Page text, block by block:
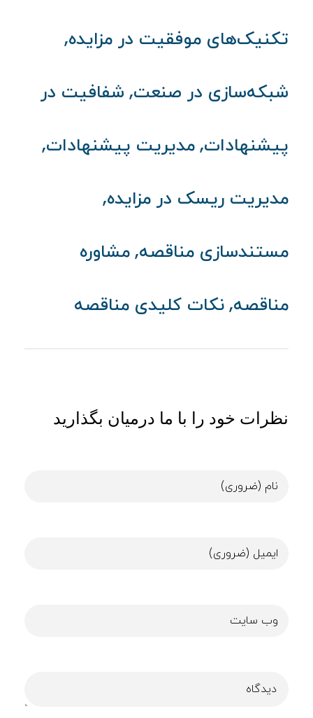
تکنیک‌های موفقیت در مزایده,
شبکه‌سازی در صنعت, شفافیت در
پیشنهادات, مدیریت پیشنهادات,
مدیریت ریسک در مزایده,
مستندسازی مناقصه, مشاوره
مناقصه, نکات کلیدی مناقصه
نظرات خود را با ما درمیان بگذارید